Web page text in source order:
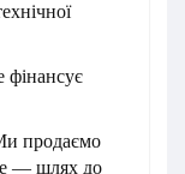
фінансує
продаємо
— шлях до